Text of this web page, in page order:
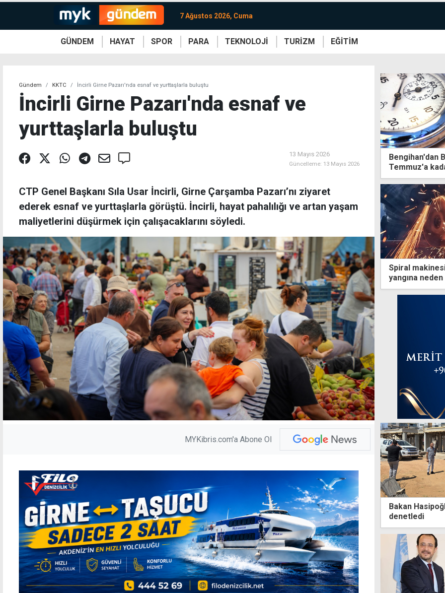
7 Ağustos 2026, Cuma
GÜNDEM HAYAT SPOR PARA TEKNOLOJİ TURİZM EĞİTİM
Gündem KKTC İncirli Girne Pazarı'nda esnaf ve yurttaşlarla buluştu
İncirli Girne Pazarı'nda esnaf ve
yurttaşlarla buluştu
13 Mayıs 2026
Güncelleme: 13 Mayıs 2026
CTP Genel Başkanı Sıla Usar İncirli, Girne Çarşamba Pazarı’nı ziyaret
ederek esnaf ve yurttaşlarla görüştü. İncirli, hayat pahalılığı ve artan yaşam
maliyetlerini düşürmek için çalışacaklarını söyledi.
MYKibris.com'a Abone Ol
Bengihan'dan
Temmuz'a
mesaiye
Spiral
yangına
Bakan
denetledi